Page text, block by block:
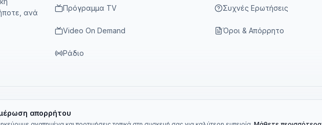
απορρήτου
ανά
Πρόγραμμα TV
Video On Demand
Ράδιο
Συχνές Ερωτήσεις
Όροι & Απόρρητο